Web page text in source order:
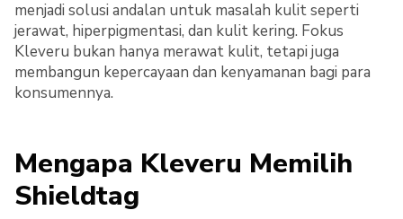
menjadi solusi andalan untuk masalah kulit seperti
jerawat, hiperpigmentasi, dan kulit kering. Fokus
Kleveru bukan hanya merawat kulit, tetapi juga
membangun kepercayaan dan kenyamanan bagi para
konsumennya.
Mengapa Kleveru Memilih
Shieldtag